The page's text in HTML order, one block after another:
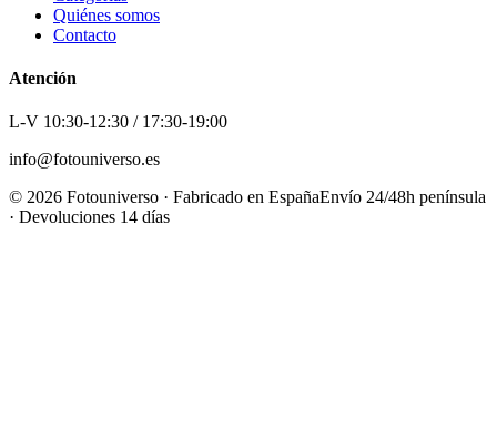
Quiénes somos
Contacto
Atención
L-V 10:30-12:30 / 17:30-19:00
info@fotouniverso.es
© 2026 Fotouniverso · Fabricado en EspañaEnvío 24/48h península
· Devoluciones 14 días